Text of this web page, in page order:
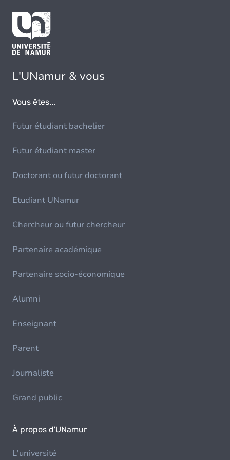
L'UNamur & vous
Vous êtes...
Futur étudiant bachelier
Futur étudiant master
Doctorant ou futur doctorant
Etudiant UNamur
Chercheur ou futur chercheur
Partenaire académique
Partenaire socio-économique
Alumni
Enseignant
Parent
Journaliste
Grand public
À propos d'UNamur
L'université